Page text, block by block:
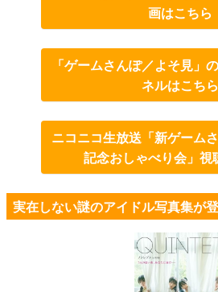
画はこちら
「ゲームさんぽ／よそ見」
ネルはこちら
ニコニコ生放送「新ゲーム
記念おしゃべり会」視
実在しない謎のアイドル写真集が